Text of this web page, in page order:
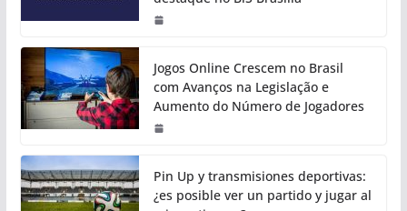
Jogos Online Crescem no Brasil
com Avanços na Legislação e
Aumento do Número de Jogadores
Pin Up y transmisiones deportivas:
¿es posible ver un partido y jugar al